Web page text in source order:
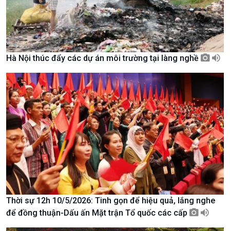
Giới thiệu
Thời sự
Thời sự 6h
Thời sự 12h
Thời sự 18h
Thời sự 21h30
Bản tin
Chuyên mục
Theo dòng Thời sự
Hà Nội thúc đẩy các dự án môi trường tại làng nghề
Thời sự 12h 10/5/2026: Tinh gọn để hiệu quả, lắng nghe
để đồng thuận-Dấu ấn Mặt trận Tổ quốc các cấp